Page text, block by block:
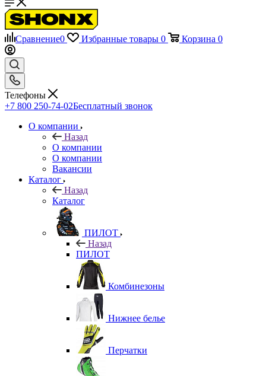
Сравнение0 Избранные товары 0 Корзина 0
Телефоны
+7 800 250-74-02Бесплатный звонок
О компании
Назад
О компании
О компании
Вакансии
Каталог
Назад
Каталог
ПИЛОТ
Назад
ПИЛОТ
Комбинезоны
Нижнее белье
Перчатки